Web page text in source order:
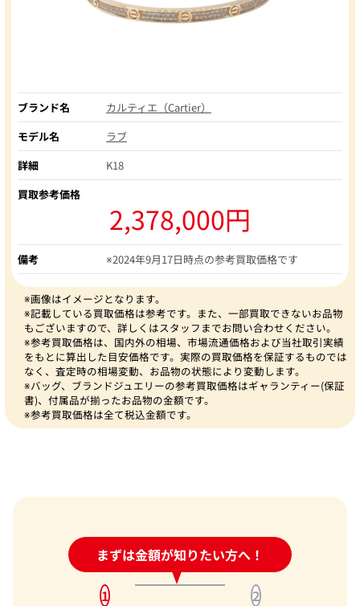
ブランド名
カルティエ（Cartier）
モデル名
ラブ
詳細
K18
買取参考価格
2,378,000円
備考 ※2024年9月17日時点の参考買取価格です
※画像はイメージとなります。
※記載している買取価格は参考です。また、一部買取できないお品物
もございますので、詳しくはスタッフまでお問い合わせください。
※参考買取価格は、国内外の相場、市場流通価格および当社取引実績
をもとに算出した目安価格です。実際の買取価格を保証するものでは
なく、査定時の相場変動、お品物の状態により変動します。
※バッグ、ブランドジュエリーの参考買取価格はギャランティー(保証
書)、付属品が揃ったお品物の金額です。
※参考買取価格は全て税込金額です。
まずは金額が知りたい方へ！
24時間受付中!問い合わせフォーム
1
2